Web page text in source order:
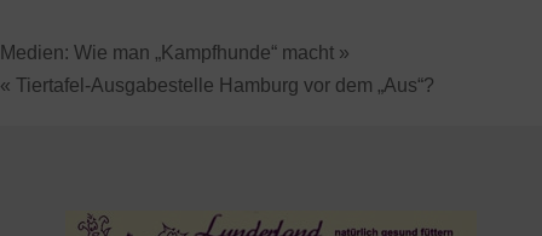
Medien: Wie man „Kampfhunde“ macht »
« Tiertafel-Ausgabestelle Hamburg vor dem „Aus“?